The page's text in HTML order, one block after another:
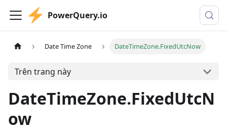
PowerQuery.io
Date Time Zone DateTimeZone.FixedUtcNow
Trên trang này
DateTimeZone.FixedUtcN
ow